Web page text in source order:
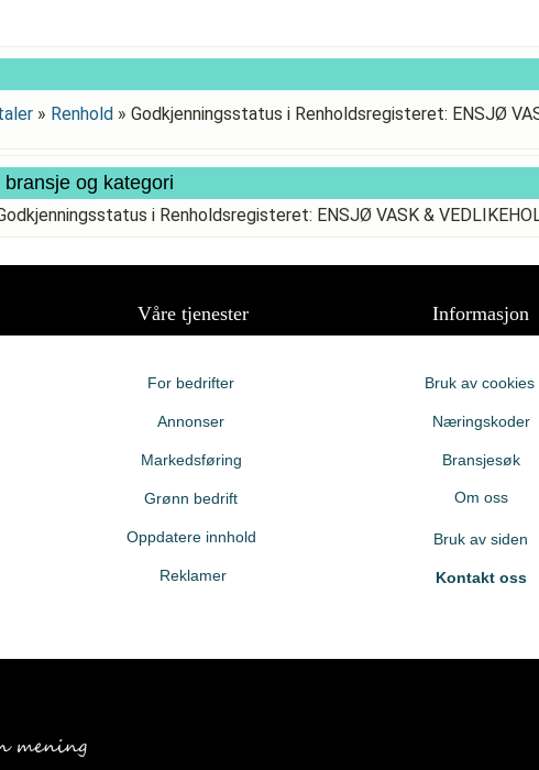
» Renhold » Godkjenningsstatus i Renholdsregisteret: ENSJØ
og kategori
i Renholdsregisteret: ENSJØ VASK &
Våre tjenester Informasjon
For bedrifter
Annonser
Markedsføring
Grønn bedrift
Oppdatere innhold
Reklamer
Bruk av cookies
Næringskoder
Bransjesøk
Om oss
Bruk av siden
Kontakt oss